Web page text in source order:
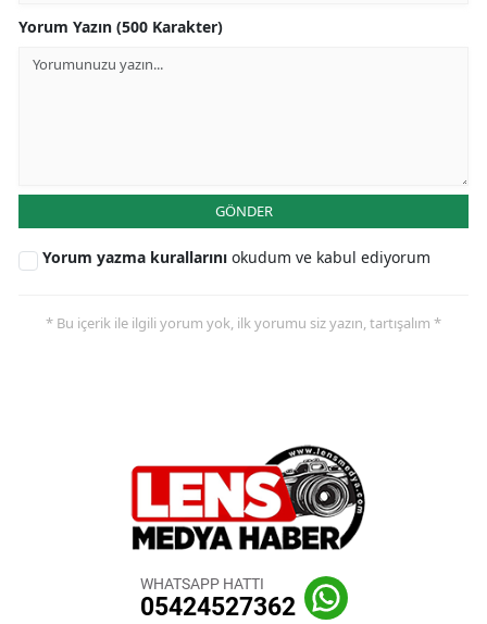
Yorum Yazın (500 Karakter)
GÖNDER
Yorum yazma kurallarını okudum ve kabul ediyorum
* Bu içerik ile ilgili yorum yok, ilk yorumu siz yazın, tartışalım *
WHATSAPP HATTI
05424527362